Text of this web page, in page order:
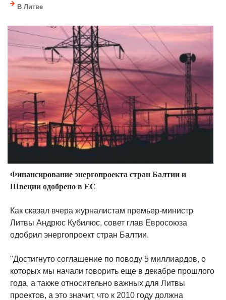
В Литве
Финансирование энергопроекта стран Балтии и
Швеции одобрено в ЕС
Как сказал вчера журналистам премьер-министр
Литвы Андрюс Кубилюс, совет глав Евросоюза
одобрил энергопроект стран Балтии.
"Достигнуто соглашение по поводу 5 миллиардов, о
которых мы начали говорить еще в декабре прошлого
года, а также относительно важных для Литвы
проектов, а это значит, что к 2010 году должна